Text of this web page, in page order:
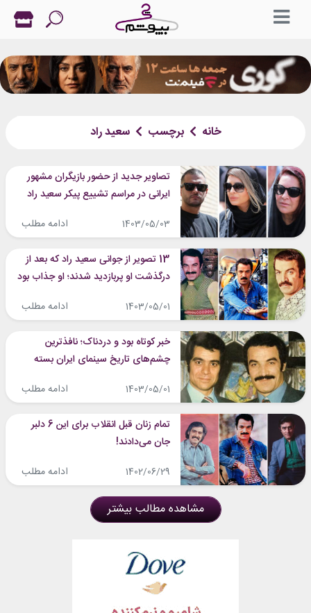
خانه برچسب سعید راد
تصاویر جدید از حضور بازیگران مشهور
ایرانی در مراسم تشییع پیکر سعید راد
1403/05/03 ادامه مطلب
13 تصویر از جوانی سعید راد که بعد از
درگذشت او پربازدید شدند؛ او جذاب بود
1403/05/01 ادامه مطلب
خبر کوتاه بود و دردناک؛ نافذترین
چشم‌های تاریخ سینمای ایران بسته
1403/05/01 ادامه مطلب
تمام زنان قبل انقلاب برای این 6 دلبر
جان می‌دادند!
1402/06/29 ادامه مطلب
مشاهده مطالب بیشتر